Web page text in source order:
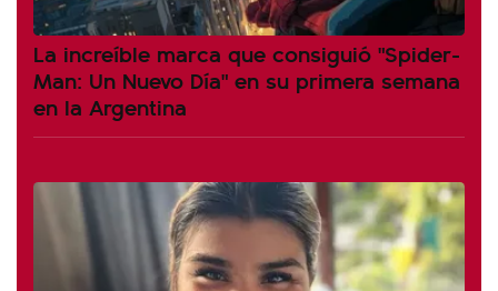
La increíble marca que consiguió "Spider-
Man: Un Nuevo Día" en su primera semana
en la Argentina